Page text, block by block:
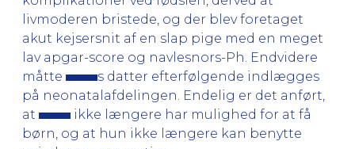
livmoderen bristede, og der blev foretaget
akut kejsersnit af en slap pige med en meget
lav apgar-score og navlesnors-Ph. Endvidere
måtte
s datter efterfølgende indlægges
på neonatalafdelingen. Endelig er det anført,
at
ikke længere har mulighed for at få
børn, og at hun ikke længere kan benytte